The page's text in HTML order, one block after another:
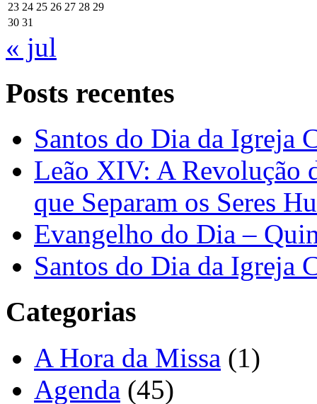
23 24 25 26 27 28 29
30 31
« jul
Posts recentes
Santos do Dia da Igreja
Leão XIV: A Revolução
que Separam os Seres
Evangelho do Dia –
Santos do Dia da Igreja
Categorias
A Hora da Missa (1)
Agenda (45)